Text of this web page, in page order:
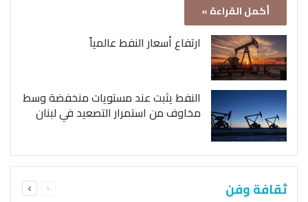
أكمل القراءة »
ارتفاع أسعار النفط عالمياً
النفط يثبت عند مستويات منخفضة وسط
مخاوف من استمرار التصعيد في لبنان
ثقافة وفن الصفحةالصفحة